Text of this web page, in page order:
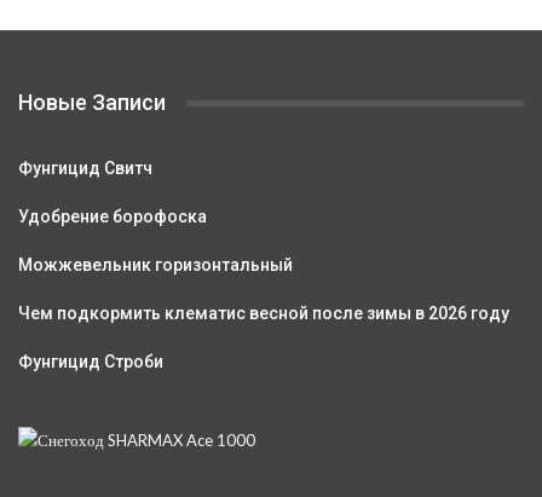
Новые Записи
Фунгицид Свитч
Удобрение борофоска
Можжевельник горизонтальный
Чем подкормить клематис весной после зимы в 2026 году
Фунгицид Строби